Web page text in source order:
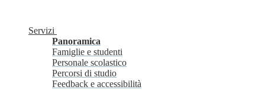
Servizi
Panoramica
Famiglie e studenti
Personale scolastico
Percorsi di studio
Feedback e accessibilità